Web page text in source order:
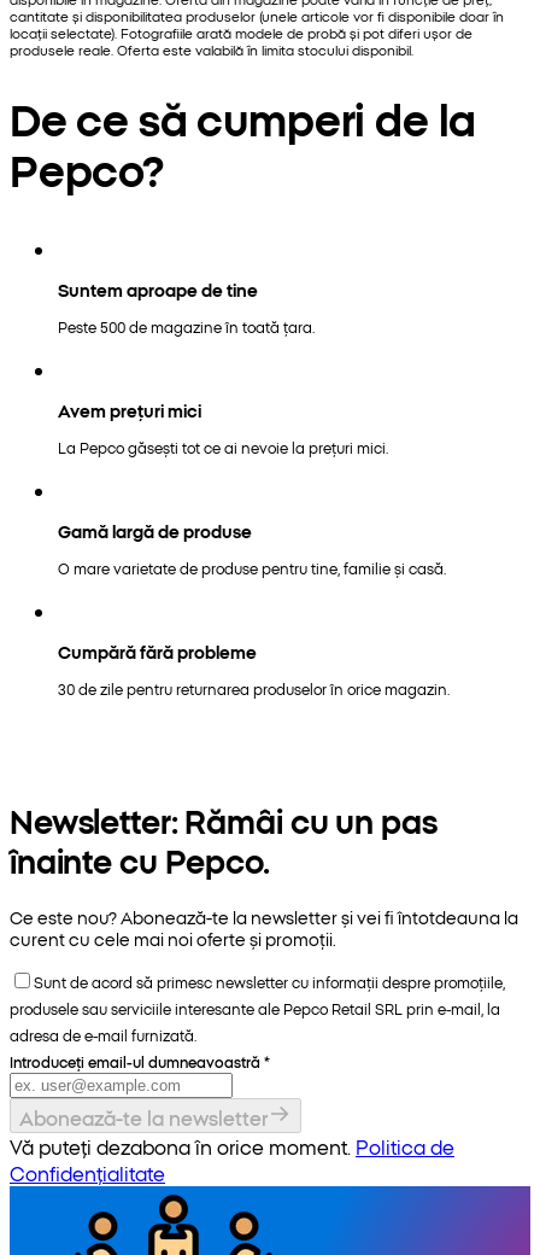
cantitate și disponibilitatea produselor (unele articole vor fi disponibile doar în
locații selectate). Fotografiile arată modele de probă și pot diferi ușor de
produsele reale. Oferta este valabilă în limita stocului disponibil.
De ce să cumperi de la
Pepco?
Suntem aproape de tine
Peste 500 de magazine în toată țara.
Avem prețuri mici
La Pepco găsești tot ce ai nevoie la prețuri mici.
Gamă largă de produse
O mare varietate de produse pentru tine, familie și casă.
Cumpără fără probleme
30 de zile pentru returnarea produselor în orice magazin.
Newsletter: Rămâi cu un pas
înainte cu Pepco.
Ce este nou? Abonează-te la newsletter și vei fi întotdeauna la
curent cu cele mai noi oferte și promoții.
Sunt de acord să primesc newsletter cu informații despre promoțiile,
produsele sau serviciile interesante ale Pepco Retail SRL prin e-mail, la
adresa de e-mail furnizată.
Introduceți email-ul dumneavoastră *
Abonează-te la newsletter
Vă puteți dezabona în orice moment. Politica de
Confidențialitate